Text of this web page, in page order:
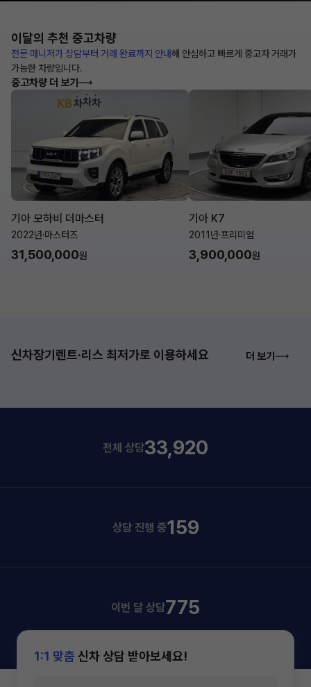
이달의 추천 중고차량
전문 매니저가 상담부터 거래 완료까지 안내해 안심하고 빠르게 중고차 거래가
가능한 차량입니다.
중고차량 더 보기
기아 모하비 더마스터
2022년·마스터즈
31,500,000원
기아 K7
2011년·프리미엄
3,900,000원
신차장기렌트·리스 최저가로 이용하세요 더 보기
전체 상담33,920
상담 진행 중159
이번 달 상담775
1:1 맞춤 신차 상담 받아보세요!